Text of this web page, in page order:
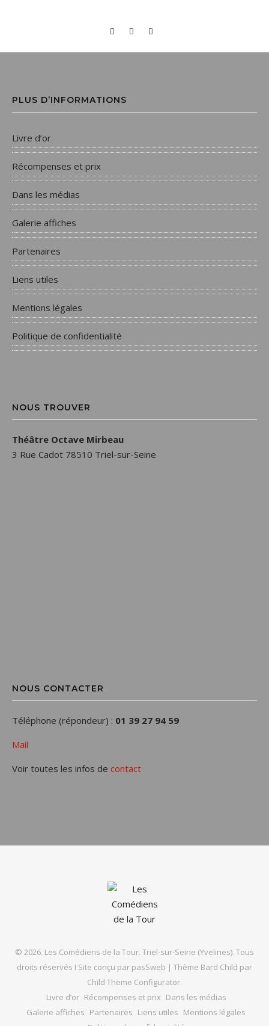
PLUS D’INFORMATIONS
Livre d’or
Récompenses et prix
Dans les médias
Galerie affiches
Partenaires
Liens utiles
Mentions légales
Politique de confidentialité
NOUS TROUVER
Théâtre Octave Mirbeau
3 Rue Cadot 78510 Triel-sur-Seine
NOUS CONTACTER
Téléphone (répondeur) : 01 39 27 94 59
Mail
Voir toutes les infos de contact
© 2026. Les Comédiens de la Tour. Triel-sur-Seine (Yvelines). Tous
droits réservés I Site conçu par pasSweb | Thème Bard Child par
Child Theme Configurator.
Livre d’or Récompenses et prix Dans les médias
Galerie affiches Partenaires Liens utiles Mentions légales